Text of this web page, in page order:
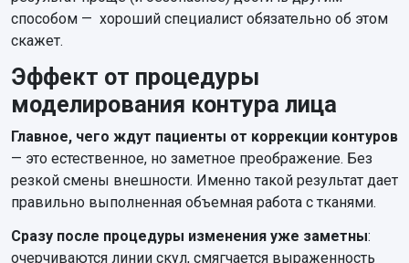
способом — хороший специалист обязательно об этом
скажет.
Эффект от процедуры
моделирования контура лица
Главное, чего ждут пациенты от коррекции контуров
— это естественное, но заметное преображение. Без
резкой смены внешности. Именно такой результат дает
правильно выполненная объемная работа с тканями.
Сразу после процедуры изменения уже заметны:
очерчиваются линии скул, смягчается выраженность